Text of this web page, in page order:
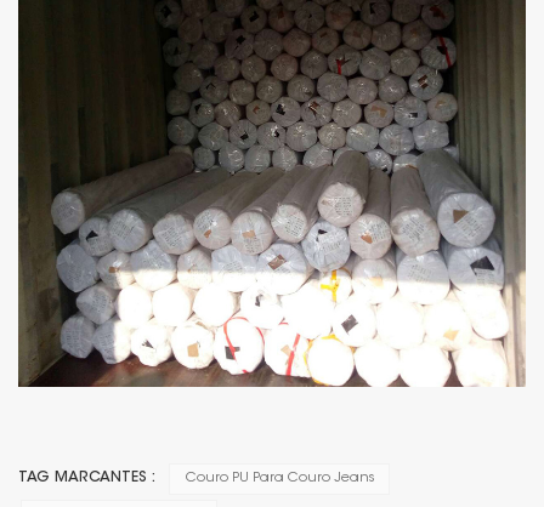
TAG MARCANTES : Couro PU Para Couro Jeans